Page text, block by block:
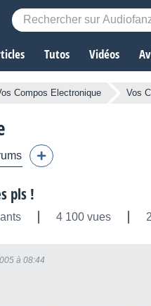
Tutos Vidéos
Compos Electronique Vos
pls !
4 100 vues
à 08:44